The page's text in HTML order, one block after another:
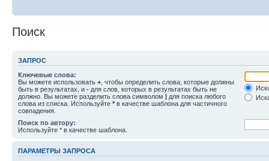
Поиск
ЗАПРОС
Ключевые слова:
Вы можете использовать + , чтобы определить слова, которые должны
быть в результатах, и - для слов, которых в результатах быть не
должно. Вы можете разделить слова символом | для поиска любого
слова из списка. Используйте * в качестве шаблона для частичного
совпадения.
Поиск по автору:
Используйте * в качестве шаблона.
ПАРАМЕТРЫ ЗАПРОСА